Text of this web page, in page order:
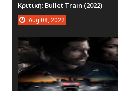
Κριτική: Bullet Train (2022)
Aug 08, 2022